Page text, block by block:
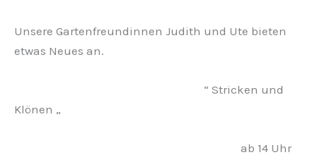
Unsere Gartenfreundinnen Judith und Ute bieten
etwas Neues an.
“ Stricken und
Klönen „
ab 14 Uhr